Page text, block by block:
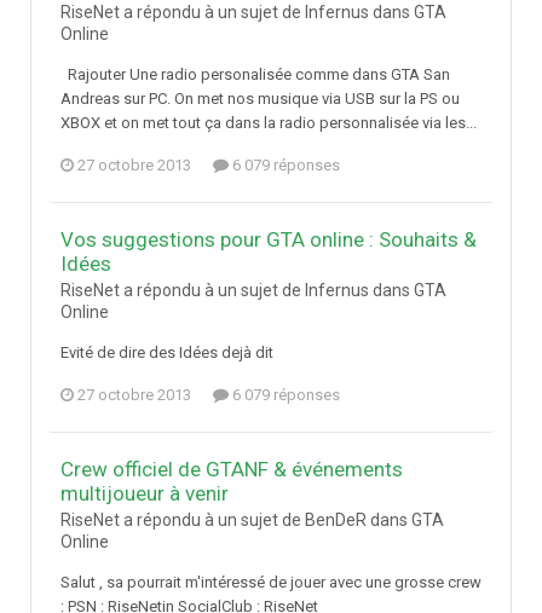
RiseNet a répondu à un sujet de Infernus dans GTA
Online
Rajouter Une radio personalisée comme dans GTA San
Andreas sur PC. On met nos musique via USB sur la PS ou
XBOX et on met tout ça dans la radio personnalisée via les...
27 octobre 2013 6 079 réponses
Vos suggestions pour GTA online : Souhaits &
Idées
RiseNet a répondu à un sujet de Infernus dans GTA
Online
Evité de dire des Idées dejà dit
27 octobre 2013 6 079 réponses
Crew officiel de GTANF & événements
multijoueur à venir
RiseNet a répondu à un sujet de BenDeR dans GTA
Online
Salut , sa pourrait m'intéressé de jouer avec une grosse crew
: PSN : RiseNetin SocialClub : RiseNet